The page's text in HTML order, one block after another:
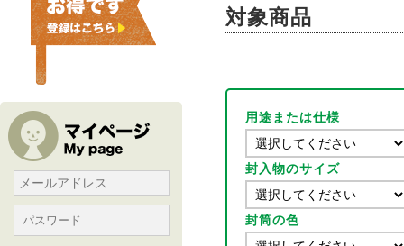
対象商品
用途または仕様
封入物のサイズ
封筒の色